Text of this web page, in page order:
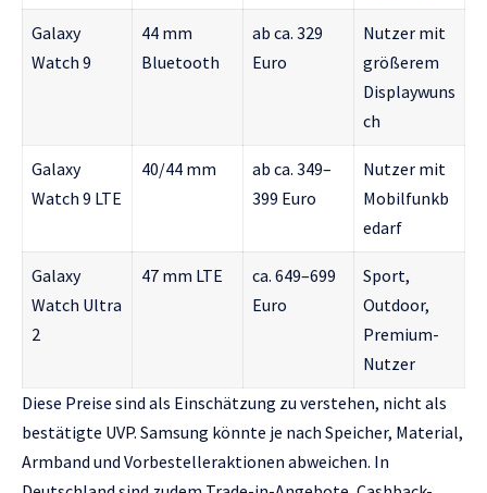
Galaxy
Watch 9
44 mm
Bluetooth
ab ca. 329
Euro
Nutzer mit
größerem
Displaywuns
ch
Galaxy
Watch 9 LTE
40/44 mm
ab ca. 349–
399 Euro
Nutzer mit
Mobilfunkb
edarf
Galaxy
Watch Ultra
2
47 mm LTE
ca. 649–699
Euro
Sport,
Outdoor,
Premium-
Nutzer
Diese Preise sind als Einschätzung zu verstehen, nicht als
bestätigte UVP. Samsung könnte je nach Speicher, Material,
Armband und Vorbestelleraktionen abweichen. In